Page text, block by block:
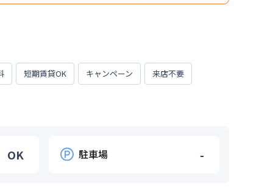
短期賃貸OK キャンペーン 来店不要
OK 駐車場 -